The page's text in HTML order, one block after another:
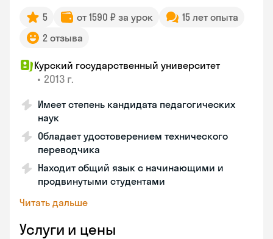
5 от 1590 ₽ за урок
15 лет опыта
2 отзыва
Курский государственный университет
• 2013 г.
Имеет степень кандидата педагогических
наук
Обладает удостоверением технического
переводчика
Находит общий язык с начинающими и
продвинутыми студентами
Читать дальше
Услуги и цены